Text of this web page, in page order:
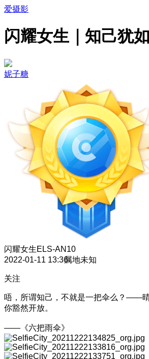
爱摄影
闪耀女生｜知己犹
妮子糖
闪耀女生ELS-AN10
2022-01-11 13:36属地未知
关注
唔，所谓知己，不就是一把伞么？——
你豁然开放。
——《六把雨伞》